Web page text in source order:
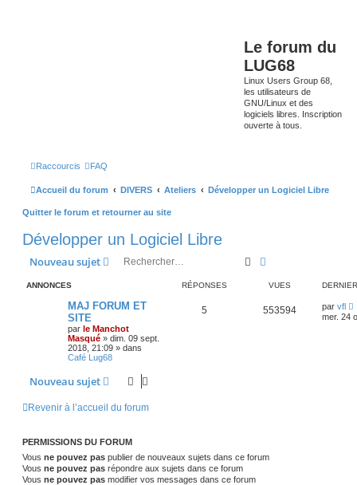
Le forum du
LUG68
Linux Users Group 68,
les utilisateurs de
GNU/Linux et des
logiciels libres. Inscription
ouverte à tous.
Raccourcis FAQ
Accueil du forum DIVERS Ateliers Développer un Logiciel Libre
Quitter le forum et retourner au site
Développer un Logiciel Libre
Nouveau sujet Rechercher
ANNONCES RÉPONSES VUES
MAJ FORUM ET
SITE
par le Manchot
Masqué » dim. 09 sept.
2018, 21:09 » dans
Café Lug68
5 553594 par vfl
mer. 24
Nouveau sujet
Revenir à l’accueil du forum
PERMISSIONS DU FORUM
Vous ne pouvez pas publier de nouveaux sujets dans ce forum
Vous ne pouvez pas répondre aux sujets dans ce forum
Vous ne pouvez pas modifier vos messages dans ce forum